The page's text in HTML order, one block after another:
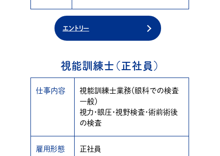
エントリー
視能訓練士（正社員）
仕事内容
視能訓練士業務（眼科での検査
一般）
視力・眼圧・視野検査・術前術後
の検査
雇用形態 正社員